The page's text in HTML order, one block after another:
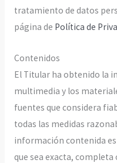
tratamiento de datos
página de Política de
Contenidos
El Titular ha obtenido la
multimedia y los
fuentes que considera
todas las medidas
información contenida
que sea exacta,